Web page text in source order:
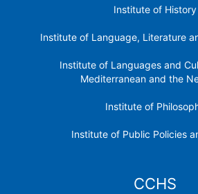
Institute of History
Institute of Language, Literature
Institute of Languages ​​and
Mediterranean and the
Institute of
Institute of Public Policies
CCHS